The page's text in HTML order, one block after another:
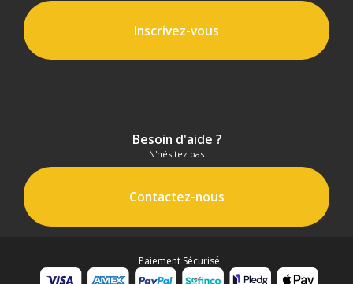
Inscrivez-vous
Besoin d'aide ?
N'hésitez pas
Contactez-nous
Paiement Sécurisé